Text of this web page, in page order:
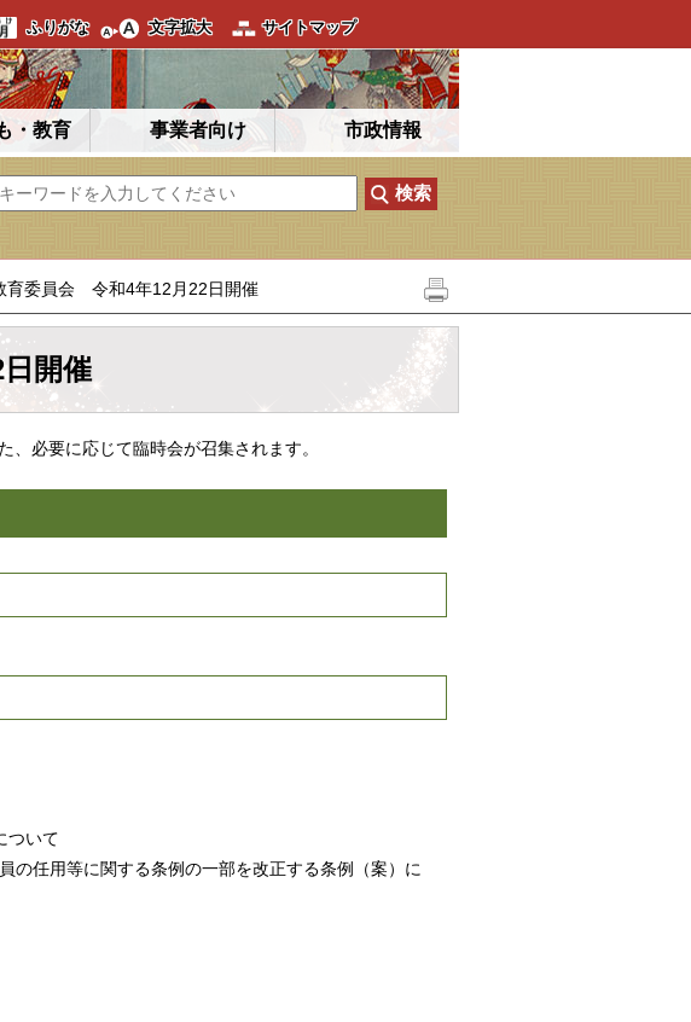
ふりがな 文字拡大 サイトマップ
・教育 事業者向け 市政情報
育委員会 令和4年12月22日開催
開催
必要に応じて臨時会が召集されます。
ついて
の任用等に関する条例の一部を改正する条例（案）に